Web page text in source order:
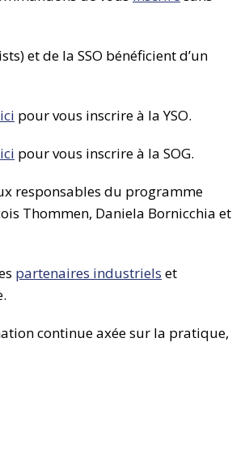
et de la SSO bénéficient d’un
ici pour vous inscrire à la YSO.
ici pour vous inscrire à la SOG.
responsables du programme
Thommen, Daniela Bornicchia et
partenaires industriels et
continue axée sur la pratique,